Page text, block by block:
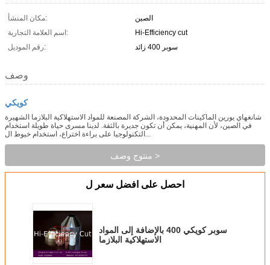
مكان المنشأ:
الصين
اسم العلامة التجارية:
Hi-Efficiency cut
رقم الموديل:
سوبر 400 زائد
وصف
كويكي
شانغهاي يورين الماكينات المحدودة، الشركة المصنعة للمواد الاستهلاكية البلازما الشهيرة
في الصين، لأن المهنية، يمكن أن تكون جديرة بالثقة. لدينا مسرى حياة طويلة استخدام
التكنولوجيا على براءة اختراع، استخدام خيوط ال...
منتوج وصف >
احصل على افضل سعر ل
سوبر كويكي 400 بالإضافة إلى المواد
الاستهلاكية البلازما